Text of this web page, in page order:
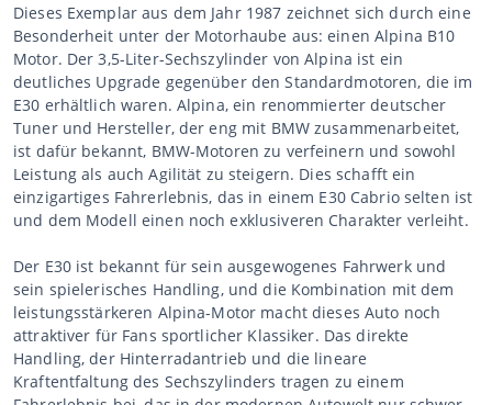
Dieses Exemplar aus dem Jahr 1987 zeichnet sich durch eine
Besonderheit unter der Motorhaube aus: einen Alpina B10
Motor. Der 3,5-Liter-Sechszylinder von Alpina ist ein
deutliches Upgrade gegenüber den Standardmotoren, die im
E30 erhältlich waren. Alpina, ein renommierter deutscher
Tuner und Hersteller, der eng mit BMW zusammenarbeitet,
ist dafür bekannt, BMW-Motoren zu verfeinern und sowohl
Leistung als auch Agilität zu steigern. Dies schafft ein
einzigartiges Fahrerlebnis, das in einem E30 Cabrio selten ist
und dem Modell einen noch exklusiveren Charakter verleiht.
Der E30 ist bekannt für sein ausgewogenes Fahrwerk und
sein spielerisches Handling, und die Kombination mit dem
leistungsstärkeren Alpina-Motor macht dieses Auto noch
attraktiver für Fans sportlicher Klassiker. Das direkte
Handling, der Hinterradantrieb und die lineare
Kraftentfaltung des Sechszylinders tragen zu einem